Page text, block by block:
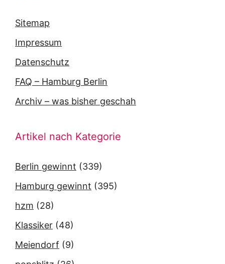
Sitemap
Impressum
Datenschutz
FAQ – Hamburg Berlin
Archiv – was bisher geschah
Artikel nach Kategorie
Berlin gewinnt (339)
Hamburg gewinnt (395)
hzm (28)
Klassiker (48)
Meiendorf (9)